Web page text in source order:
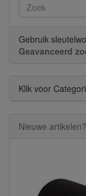
Gebruik
Geavanceerd
Klik voor
Nieuwe artikelen?